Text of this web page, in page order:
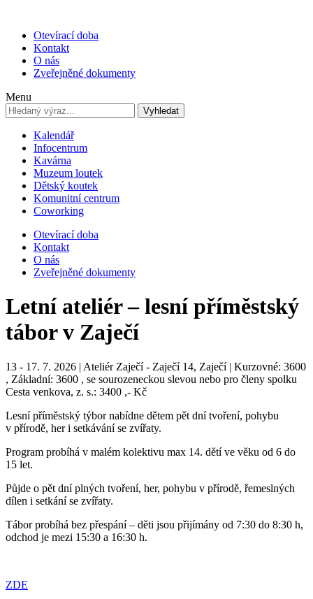
Otevírací doba
Kontakt
O nás
Zveřejněné dokumenty
Menu
Vyhledat
Kalendář
Infocentrum
Kavárna
Muzeum loutek
Dětský koutek
Komunitní centrum
Coworking
Otevírací doba
Kontakt
O nás
Zveřejněné dokumenty
Letní ateliér – lesní příměstský
tábor v Zaječí
13 - 17. 7. 2026 | Ateliér Zaječí - Zaječí 14, Zaječí | Kurzovné: 3600
, Základní: 3600 , se sourozeneckou slevou nebo pro členy spolku
Cesta venkova, z. s.: 3400 ,- Kč
Lesní příměstský týbor nabídne dětem pět dní tvoření, pohybu
v přírodě, her i setkávání se zvířaty.
Program probíhá v malém kolektivu max 14. dětí ve věku od 6 do
15 let.
Půjde o pět dní plných tvoření, her, pohybu v přírodě, řemeslných
dílen i setkání se zvířaty.
Tábor probíhá bez přespání – děti jsou přijímány od 7:30 do 8:30 h,
odchod je mezi 15:30 a 16:30 h.
ZDE